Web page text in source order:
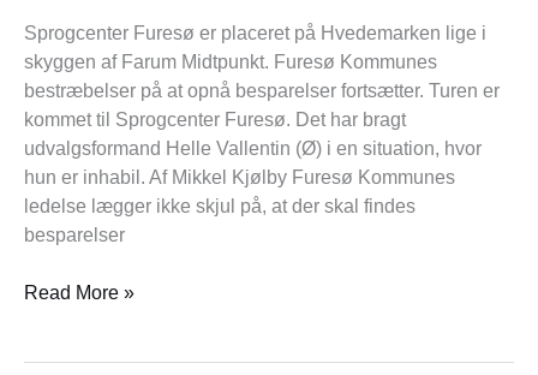
Sprogcenter Furesø er placeret på Hvedemarken lige i
skyggen af Farum Midtpunkt. Furesø Kommunes
bestræbelser på at opnå besparelser fortsætter. Turen er
kommet til Sprogcenter Furesø. Det har bragt
udvalgsformand Helle Vallentin (Ø) i en situation, hvor
hun er inhabil. Af Mikkel Kjølby Furesø Kommunes
ledelse lægger ikke skjul på, at der skal findes
besparelser
Read More »